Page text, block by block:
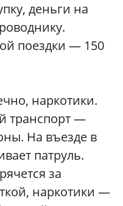
деньги на
поездки — 150
наркотики.
транспорт —
На въезде в
патруль.
за
наркотики —